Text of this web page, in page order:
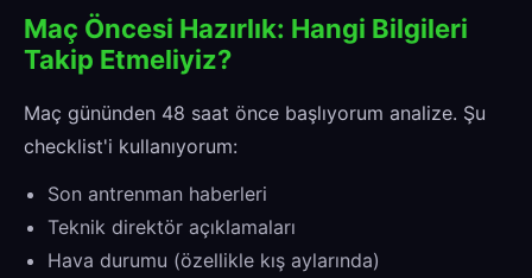
Maç Öncesi Hazırlık: Hangi Bilgileri
Takip Etmeliyiz?
Maç gününden 48 saat önce başlıyorum analize. Şu
checklist'i kullanıyorum:
Son antrenman haberleri
Teknik direktör açıklamaları
Hava durumu (özellikle kış aylarında)